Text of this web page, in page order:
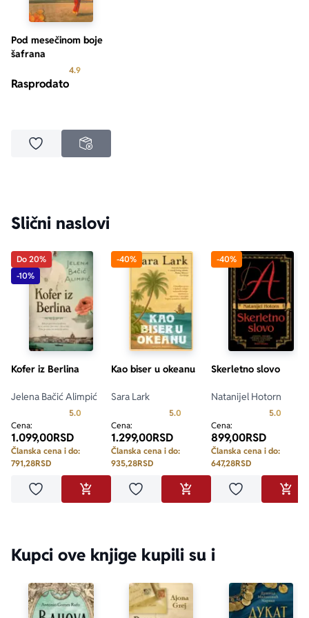
Pod mesečinom boje
šafrana
4.9Prosecna ocena je 4.9 od 5
Rasprodato
Dodaj u omiljeneNEDOSTUPNO
Slični naslovi
Do 20%
-10%
Kofer iz Berlina
Jelena Bačić Alimpić
5.0 Prosecna ocena je 5.0 od 5
Cena:
1.099,00RSD
Članska cena i do:
791,28RSD
Dodaj u omiljeneDODAJ U KORPU
-40%
Kao biser u okeanu
Sara Lark
5.0 Prosecna ocena je 5.0 od 5
Cena:
1.299,00RSD
Članska cena i do:
935,28RSD
Dodaj u omiljeneDODAJ U KORPU
-40%
Skerletno slovo
Natanijel Hotorn
5.0
Cena:
899,00RSD
Članska cena i do:
647,28RSD
Dodaj u
Kupci ove knjige kupili su i